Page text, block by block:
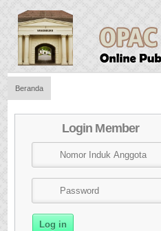
Beranda
Login Member